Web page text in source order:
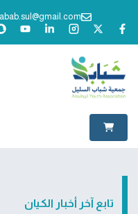
تابع آخر أخبار الكيان